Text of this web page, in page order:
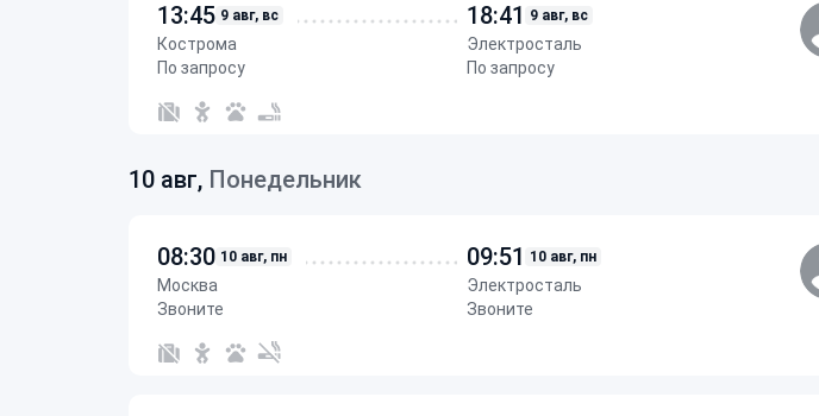
13:45 9 авг, вс
Кострома
По запросу
18:41 9 авг, вс
Электросталь
По запросу
10 авг, Понедельник
08:30 10 авг, пн
Москва
Звоните
09:51 10 авг, пн
Электросталь
Звоните